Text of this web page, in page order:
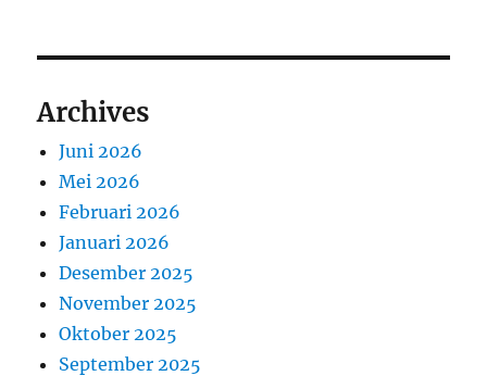
Archives
Juni 2026
Mei 2026
Februari 2026
Januari 2026
Desember 2025
November 2025
Oktober 2025
September 2025